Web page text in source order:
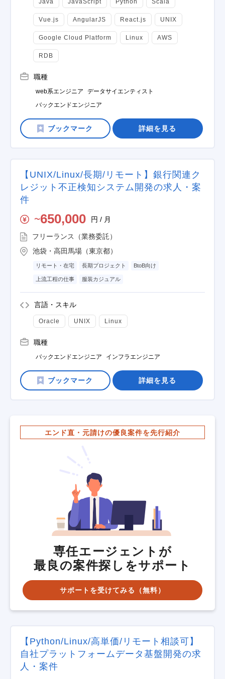
Java JavaScript Python Scala
Vue.js AngularJS React.js UNIX
Google Cloud Platform Linux AWS
RDB
職種
web系エンジニア
データサイエンティスト
バックエンドエンジニア
詳細を見る
【UNIX/Linux/長期/リモート】銀行関連ク
レジット不正検知システム開発の求人・案
件
〜650,000 円 / 月
フリーランス（業務委託）
池袋・高田馬場（東京都）
リモート・在宅 長期プロジェクト BtoB向け
上流工程の仕事 服装カジュアル
言語・スキル
Oracle UNIX Linux
職種
バックエンドエンジニア インフラエンジニア
詳細を見る
エンド直・元請けの優良案件を先行紹介
専任エージェントが
最良の案件探しをサポート
サポートを受けてみる（無料）
【Python/Linux/高単価/リモート相談可】
自社プラットフォームデータ基盤開発の求
人・案件